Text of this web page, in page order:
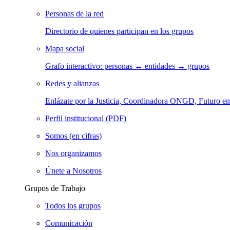
Personas de la red
Directorio de quienes participan en los grupos
Mapa social
Grafo interactivo: personas ↔ entidades ↔ grupos
Redes y alianzas
Enlázate por la Justicia, Coordinadora ONGD, Futuro
Perfil institucional (PDF)
Somos (en cifras)
Nos organizamos
Únete a Nosotros
Grupos de Trabajo
Todos los grupos
Comunicación